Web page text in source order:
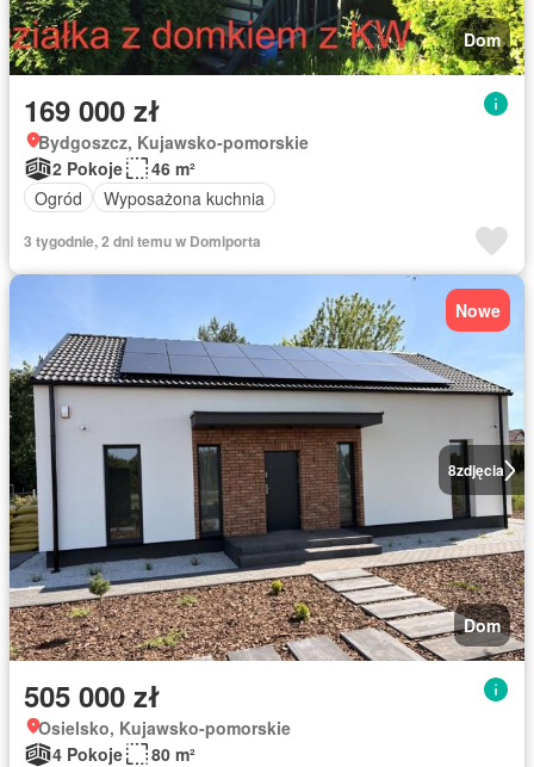
Dom
169 000 zł
Bydgoszcz, Kujawsko-pomorskie
2 Pokoje
46 m²
Ogród
Wyposażona kuchnia
3 tygodnie, 2 dni temu w Domiporta
8zdjęcia
Nowe
Dom
505 000 zł
Osielsko, Kujawsko-pomorskie
4 Pokoje
80 m²